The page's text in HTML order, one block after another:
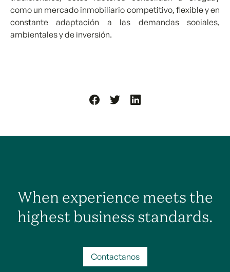
como un mercado inmobiliario competitivo, flexible y en
constante adaptación a las demandas sociales,
ambientales y de inversión.
When experience meets the
highest business standards.
Contactanos